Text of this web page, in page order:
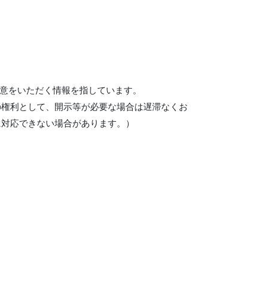
いただく情報を指しています。
利として、開示等が必要な場合は遅滞なくお
応できない場合があります。）